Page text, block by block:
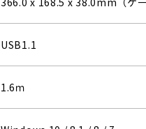
USB1.1
1.6ｍ